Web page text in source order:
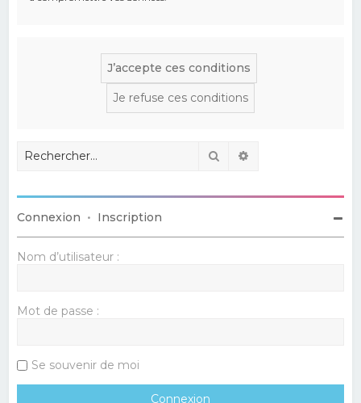
Rechercher
Connexion • Inscription
Nom d’utilisateur :
Mot de passe :
Se souvenir de moi